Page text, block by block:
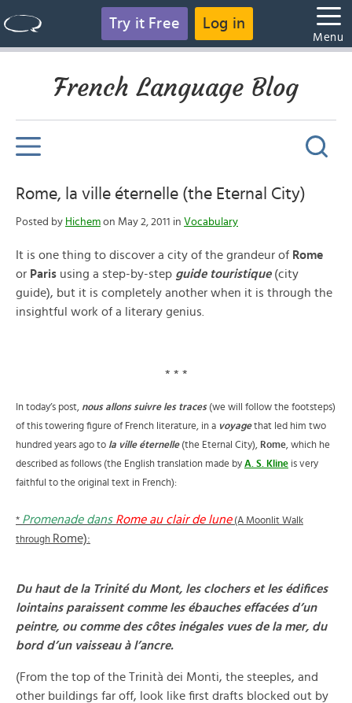
Try it Free Log in
Menu
French Language Blog
Rome, la ville éternelle (the Eternal City)
Posted by Hichem on May 2, 2011 in Vocabulary
It is one thing to discover a city of the grandeur of Rome
or Paris using a step-by-step guide touristique (city
guide), but it is completely another when it is through the
insightful work of a literary genius.
* * *
In today’s post, nous allons suivre les traces (we will follow the footsteps)
of this towering figure of French literature, in a voyagethat led him two
hundred years ago to la ville éternelle (the Eternal City), Rome, which he
described as follows (the English translation made by A. S. Kline is very
faithful to the original text in French):
* Promenade dans Rome au clair de lune(A Moonlit Walk
through Rome):
Du haut de la Trinité du Mont, les clochers et les édifices
lointains paraissent comme les ébauches effacées d’un
peintre, ou comme des côtes inégales vues de la mer, du
bord d’un vaisseau à l’ancre.
(From the top of the Trinità dei Monti, the steeples, and
other buildings far off, look like first drafts blocked out by